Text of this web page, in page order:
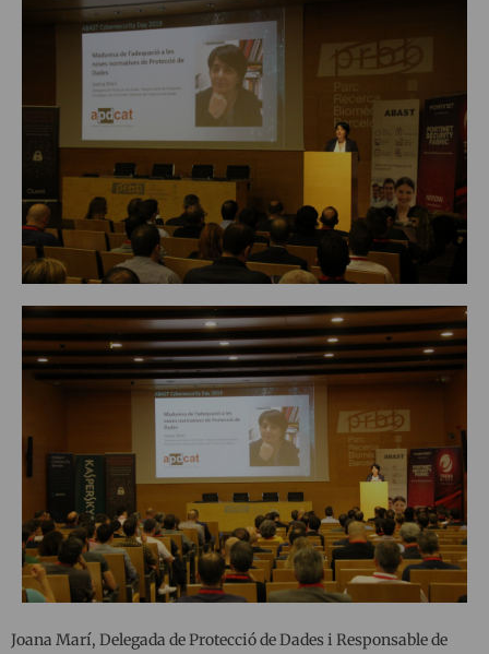
Joana Marí, Delegada de Protecció de Dades i Responsable de